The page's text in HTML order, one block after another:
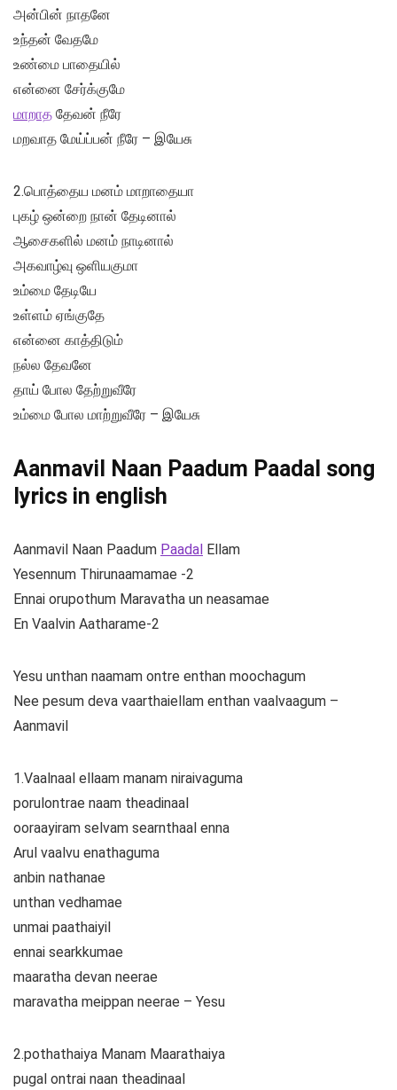
அன்பின் நாதனே
உந்தன் வேதமே
உண்மை பாதையில்
என்னை சேர்க்குமே
மாறாத தேவன் நீரே
மறவாத மேய்ப்பன் நீரே – இயேசு
2.பொத்தைய மனம் மாறாதையா
புகழ் ஒன்றை நான் தேடினால்
ஆசைகளில் மனம் நாடினால்
அகவாழ்வு ஒளியகுமா
உம்மை தேடியே
உள்ளம் ஏங்குதே
என்னை காத்திடும்
நல்ல தேவனே
தாய் போல தேற்றுவீரே
உம்மை போல மாற்றுவீரே – இயேசு
Aanmavil Naan Paadum Paadal song
lyrics in english
Aanmavil Naan Paadum Paadal Ellam
Yesennum Thirunaamamae -2
Ennai orupothum Maravatha un neasamae
En Vaalvin Aatharame-2
Yesu unthan naamam ontre enthan moochagum
Nee pesum deva vaarthaiellam enthan vaalvaagum –
Aanmavil
1.Vaalnaal ellaam manam niraivaguma
porulontrae naam theadinaal
ooraayiram selvam searnthaal enna
Arul vaalvu enathaguma
anbin nathanae
unthan vedhamae
unmai paathaiyil
ennai searkkumae
maaratha devan neerae
maravatha meippan neerae – Yesu
2.pothathaiya Manam Maarathaiya
pugal ontrai naan theadinaal